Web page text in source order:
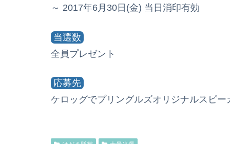
～ 2017年6月30日(金) 当日消印有効
当選数
全員プレゼント
応募先
ケロッグでプリングルズオリジナルスピ